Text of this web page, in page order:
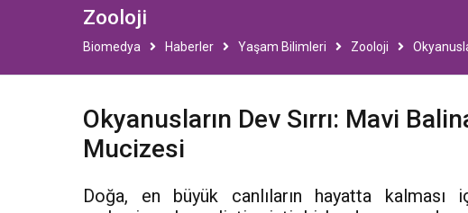
Zooloji
Biomedya Haberler Yaşam Bilimleri Zooloji
Okyanusların Dev Sırrı: Mavi
Mucizesi
Doğa, en büyük canlıların hayatta